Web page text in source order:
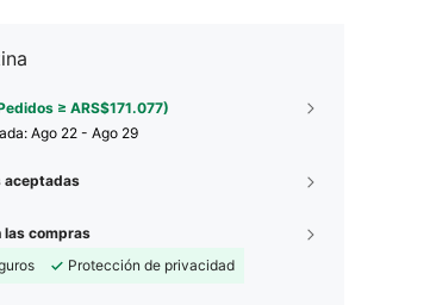
≥ ARS$171.077)
Ago 22 - Ago 29
aceptadas
las compras
Protección de privacidad